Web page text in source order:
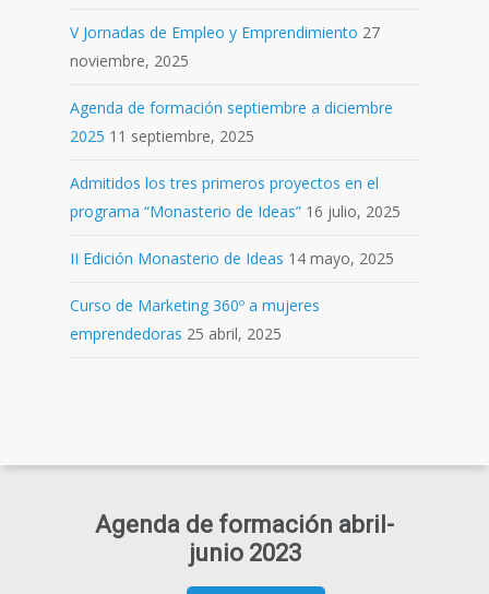
V Jornadas de Empleo y Emprendimiento 27
noviembre, 2025
Agenda de formación septiembre a diciembre
2025 11 septiembre, 2025
Admitidos los tres primeros proyectos en el
programa “Monasterio de Ideas” 16 julio, 2025
II Edición Monasterio de Ideas 14 mayo, 2025
Curso de Marketing 360º a mujeres
emprendedoras 25 abril, 2025
Agenda de formación abril-
junio 2023